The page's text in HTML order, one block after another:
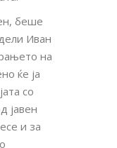
беше
Иван
на
ќе ја
со
јавен
и за